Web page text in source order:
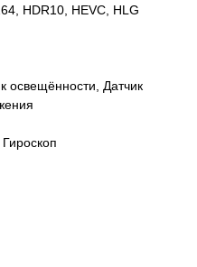
HDR10, HEVC, HLG
освещённости, Датчик